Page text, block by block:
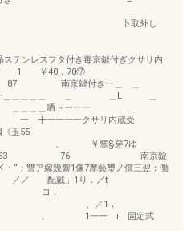
取外し
テンレスフタ付き毒京鍵付ぎクサリ内
曾 1 ￥40，70⑰
87 南京鍵付き一＿ ＿
一＿＿＿＿＿ ＿ ＿L ＿
＿＿晒トー一一
一一クサリ内蔵受
55
窯§穿7ゆ
76 南京錠
・“：讐ア嫁幾響1像7摩藝璽ノ償三翌：働
71 ／／ 配戴」1り．／t
．
／1，
一 i 固定式